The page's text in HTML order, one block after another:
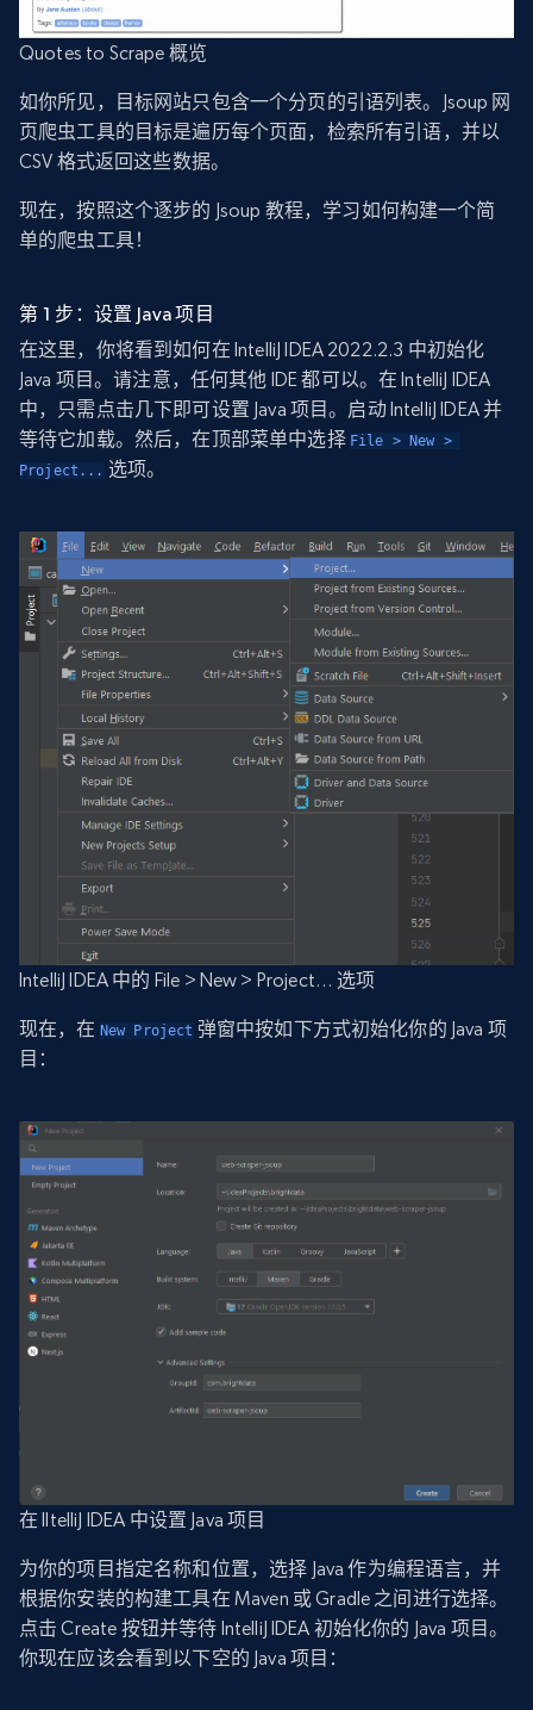
Quotes to Scrape 概览
如你所见，目标网站只包含一个分页的引语列表。Jsoup 网
页爬虫工具的目标是遍历每个页面，检索所有引语，并以
CSV 格式返回这些数据。
现在，按照这个逐步的 Jsoup 教程，学习如何构建一个简
单的爬虫工具！
第 1 步：设置 Java 项目
在这里，你将看到如何在 IntelliJ IDEA 2022.2.3 中初始化
Java 项目。请注意，任何其他 IDE 都可以。在 IntelliJ IDEA
中，只需点击几下即可设置 Java 项目。启动 IntelliJ IDEA 并
等待它加载。然后，在顶部菜单中选择 File > New >
Project... 选项。
IntelliJ IDEA 中的 File > New > Project… 选项
现在，在 New Project 弹窗中按如下方式初始化你的 Java 项
目：
在 IltelliJ IDEA 中设置 Java 项目
为你的项目指定名称和位置，选择 Java 作为编程语言，并
根据你安装的构建工具在 Maven 或 Gradle 之间进行选择。
点击 Create 按钮并等待 IntelliJ IDEA 初始化你的 Java 项目。
你现在应该会看到以下空的 Java 项目：